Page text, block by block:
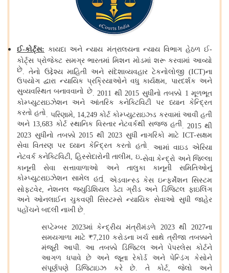
ઈ-કોર્ટ્સ: કાયદા અને ન્યાય મંત્રાલયના ન્યાય વિભાગ હેઠળ ઈ-
કોર્ટ્સ પ્રોજેક્ટ સમગ્ર ભારતમાં મિશન મોડમાં શરૂ કરવામાં આવ્યો
છે. તેનો ઉદ્દેશ્ય માહિતી અને સંદેશાવ્યવહાર ટેકનોલોજી (ICT)ના
ઉપયોગ દ્વારા ન્યાયિક પ્રક્રિયાઓને વધુ કાર્યક્ષમ, પારદર્શક અને
સુવ્યવસ્થિત બનાવવાનો છે.2011 થી 2015 સુધીનો તબક્કો 1 મૂળભૂત
કોમ્પ્યુટરાઇઝેશન અને આંતરિક કનેક્ટિવિટી પર ધ્યાન કેન્દ્રિત
કરતો હતો. પરિણામે, 14,249 કોર્ટ કોમ્પ્યુટરાઇઝ્ડ કરવામાં આવી હતી
અને 13,683 કોર્ટ સ્થાનિક વિસ્તાર નેટવર્કથી સજ્જ હતી.2015 થી
2023 સુધીનો તબક્કો 2015 થી 2023 સુધી નાગરિકો માટે ICT-સક્ષમ
સેવા વિતરણ પર ધ્યાન કેન્દ્રિત કરતો હતો. આમાં વાઇડ એરિયા
નેટવર્ક કનેક્ટિવિટી, હિસ્સેદારોની તાલીમ, ઇ-સેવા કેન્દ્રો અને જિલ્લા
કાનૂની સેવા સત્તાવાળાઓ અને તાલુકા કાનૂની સમિતિઓનું
કોમ્પ્યુટરાઇઝેશન સામેલ હતું. એડવાન્સ્ડ કેસ ઇન્ફર્મેશન સિસ્ટમ
સોફ્ટવેર, નેશનલ જ્યુડિશિયલ ડેટા ગ્રીડ અને ડિજિટલ ફાઇલિંગ
અને ઓનલાઈન ચુકવણી સિસ્ટમ્સે ન્યાયિક સેવાઓ સુધી જાહેર
પહોંચને બદલી નાખી છે.
સપ્ટેમ્બર 2023માં કેન્દ્રીય મંત્રીમંડળે 2023 થી 2027ના
સમયગાળા માટે ₹7,210 કરોડના ખર્ચ સાથે ત્રીજા તબક્કાને
મંજૂરી આપી.આ તબક્કો ડિજિટલ અને પેપરલેસ કોર્ટને
આગળ ધપાવે છે અને જૂના રેકોર્ડ અને પેન્ડિંગ કેસોને
સંપૂર્ણપણે ડિજિટાઇઝ કરે છે. તે કોર્ટ, જેલો અને